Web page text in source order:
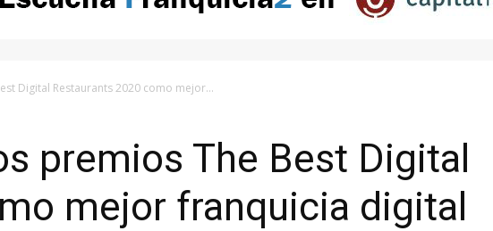
Digital Restaurants 2020 como mejor...
premios The Best Digital
mejor franquicia digital